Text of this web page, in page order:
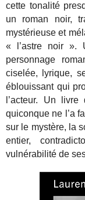
cette tonalité
un roman noir,
mystérieuse et
« l’astre noir ».
personnage
ciselée, lyrique,
éblouissant qui
l’acteur. Un
quiconque ne l’a
sur le mystère, la
entier,
vulnérabilité de